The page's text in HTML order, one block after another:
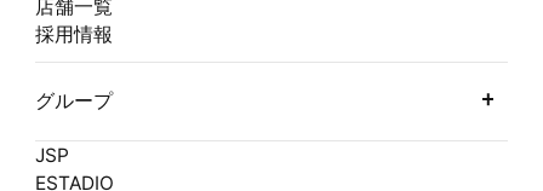
店舗一覧
採用情報
グループ
JSP
ESTADIO